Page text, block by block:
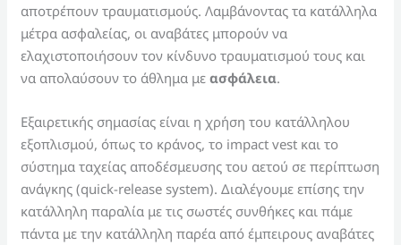
αποτρέπουν τραυματισμούς. Λαμβάνοντας τα κατάλληλα
μέτρα ασφαλείας, οι αναβάτες μπορούν να
ελαχιστοποιήσουν τον κίνδυνο τραυματισμού τους και
να απολαύσουν το άθλημα μεασφάλεια.
Εξαιρετικής σημασίας είναι η χρήση του κατάλληλου
εξοπλισμού, όπως το κράνος, το impact vest και το
σύστημα ταχείας αποδέσμευσης του αετού σε περίπτωση
ανάγκης (quick-release system). Διαλέγουμε επίσης την
κατάλληλη παραλία με τις σωστές συνθήκες και πάμε
πάντα με την κατάλληλη παρέα από έμπειρους αναβάτες